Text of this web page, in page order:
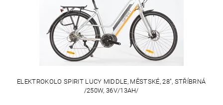
ELEKTROKOLO SPIRIT LUCY MIDDLE, MĚSTSKÉ, 28", STŘÍBRNÁ
/250W, 36V/13AH/